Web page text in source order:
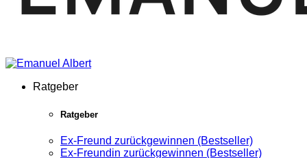
Ratgeber
Ratgeber
Ex-Freund zurückgewinnen (Bestseller)
Ex-Freundin zurückgewinnen (Bestseller)